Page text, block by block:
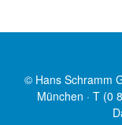
© Hans Schramm
München · T (0